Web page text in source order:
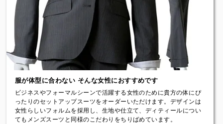
(HOLLAND & SHERRY) / ドーメル(Dormeuil) / ドラゴ(DRAGO) /
ハリソンズ(HARRISONS) / カノニコ(VITALE BARBERIS
CANONICO) / スキャバル(Scabal) / H.レッサー&サンズ(H.Lessor
& Sons)など、英国、イタリア、国産の生地を豊富に取り揃えてい
ます。
【アイテム〈Items〉】
シングルノッチドラペル / シングルピークドラペル / スーツ (ダブル
ブレステッド) / スーツ (スリーピース) / ジャケット＆パンツ / コー
ト / ブラックフォーマル（2ピース/３ピース） / ディレクターズスー
ツ / タキシードなど
【価格〈Price〉】￥99,000（税込）～
シングル3ピース（ジャケット＋ベスト＋パンツ）
Price：￥254,100（税込）～
【モーニングコート】
昼間の正礼装。格式の高い式典、葬儀・告別式などにおいても着用
します。
Price：￥229,000（税込）～
【ディレクターズスーツ】
昼の準礼装。執務服を起源とするモーニングに次ぐ昼の準礼装で
す。
Price：￥223,300（税込）～
服が体型に合わない そんな女性におすすめです
ビジネスやフォーマルシーンで活躍する女性のために貴方の体にぴ
ったりのセットアップスーツをオーダーいただけます。デザインは
女性らしいフォルムを採用し、生地や仕立て、ディティールについ
てもメンズスーツと同様のこだわりをちりばめています。